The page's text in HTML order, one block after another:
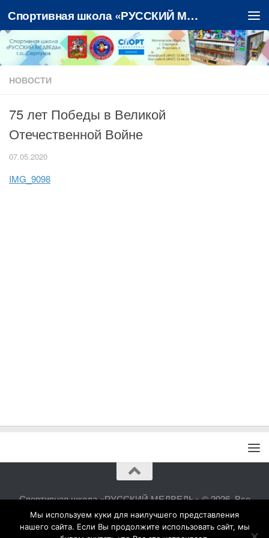
Перейти к содержимому Спортивная школа «РУССКИЙ МЕДВЕДЬ»
НОВОСТИ
75 лет Победы в Великой
Отечественной Войне
07.05.2020
IMG_9098
Спортивная школа «РУССКИЙ МЕДВЕДЬ» © 2026. Все
права защищены.
Мы используем куки для наилучшего представления
нашего сайта. Если Вы продолжите использовать сайт, мы